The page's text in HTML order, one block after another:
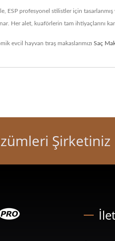
ESP profesyonel stilistler için
Her alet, kuaförlerin tam ihtiyaçlarını
evcil hayvan tıraş makaslarımızı Saç
Şirketiniz